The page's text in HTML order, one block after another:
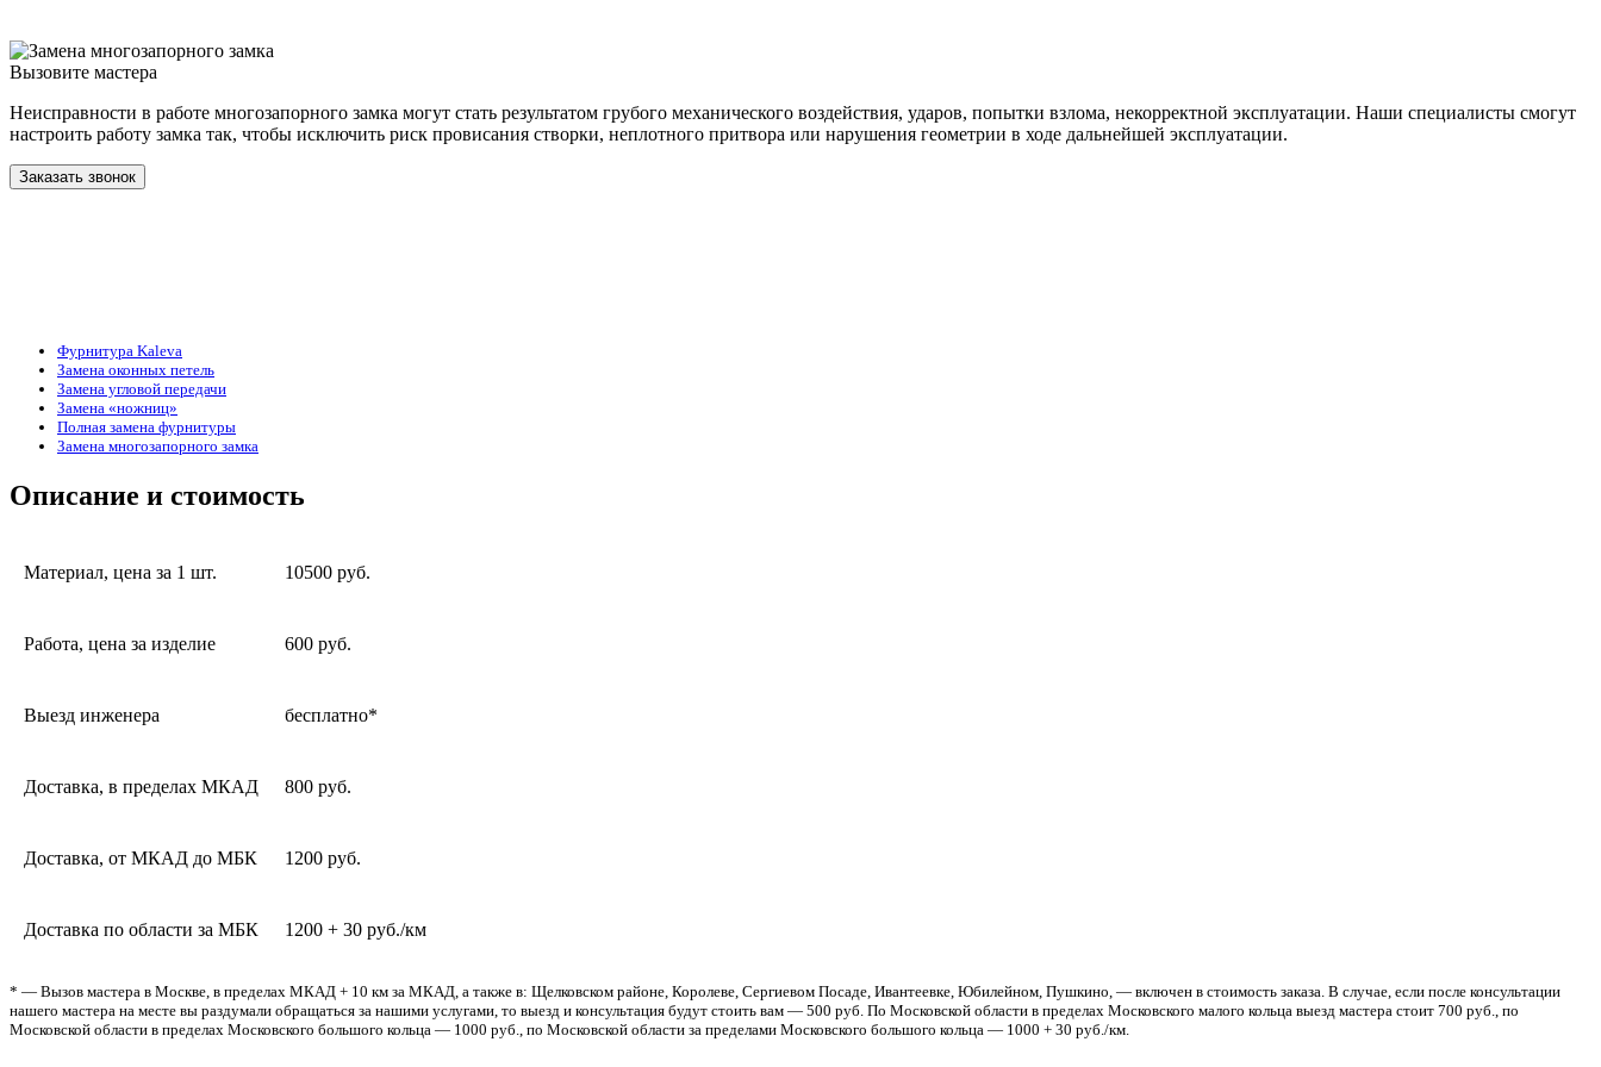
Вызовите мастера
Неисправности в работе многозапорного замка могут стать результатом грубого механического воздействия, ударов, попытки взлома, некорректной эксплуатации. Наши специалисты смогут
настроить работу замка так, чтобы исключить риск провисания створки, неплотного притвора или нарушения геометрии в ходе дальнейшей эксплуатации.
Заказать звонок
Фурнитура Kaleva
Замена оконных петель
Замена угловой передачи
Замена «ножниц»
Полная замена фурнитуры
Замена многозапорного замка
Описание и стоимость
Материал, цена за 1 шт. 10500 руб.
Работа, цена за изделие 600 руб.
Выезд инженера бесплатно*
Доставка, в пределах МКАД 800 руб.
Доставка, от МКАД до МБК 1200 руб.
Доставка по области за МБК 1200 + 30 руб./км
* — Вызов мастера в Москве, в пределах МКАД + 10 км за МКАД, а также в: Щелковском районе, Королеве, Сергиевом Посаде, Ивантеевке, Юбилейном, Пушкино, — включен в стоимость заказа. В случае, если после консультации
нашего мастера на месте вы раздумали обращаться за нашими услугами, то выезд и консультация будут стоить вам — 500 руб. По Московской области в пределах Московского малого кольца выезд мастера стоит 700 руб., по
Московской области в пределах Московского большого кольца — 1000 руб., по Московской области за пределами Московского большого кольца — 1000 + 30 руб./км.